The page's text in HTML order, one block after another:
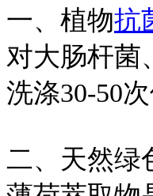
一、植物抗
对大肠杆菌
洗涤30-50
二、天然绿